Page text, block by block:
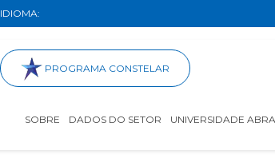
IDIOMA:
PROGRAMA CONSTELAR
SOBRE DADOS DO SETOR UNIVERSIDADE